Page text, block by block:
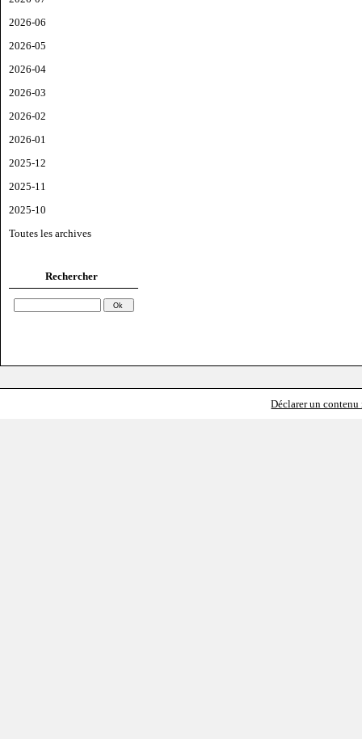
2026-06
2026-05
2026-04
2026-03
2026-02
2026-01
2025-12
2025-11
2025-10
Toutes les archives
Rechercher
Déclarer un